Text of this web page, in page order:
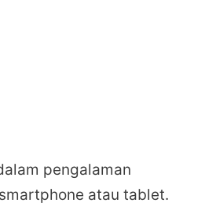
pengalaman
atau tablet.